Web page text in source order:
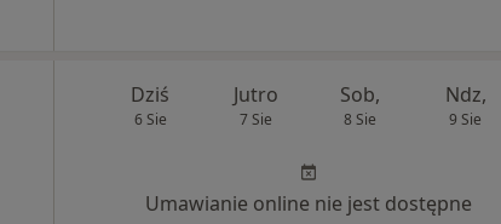
Dziś
6 Sie
Jutro
7 Sie
Sob,
8 Sie
Ndz,
9 Sie
Umawianie online nie jest dostępne